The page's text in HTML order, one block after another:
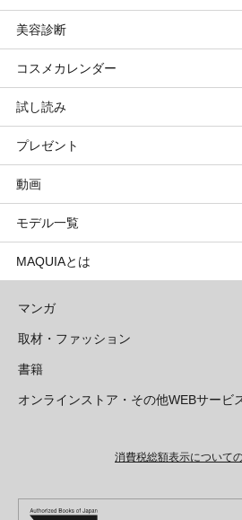
メンバーランキング
プチプラコスメグランプリ
ブライトニング・UVグランプリ
プリュスベスコス
ライフスタイルまとめ
ライフスタイル診断
マキアエディターズのオッス！推しコス
小林ひろ美のキレイはかけ算
小田ユイコのマニアックビューティREPORT
野毛まゆりの実況野毛Channel
星谷菜々の美に効くスイーツ
山本舞香のBeauty Script
占いトップ
Keikoの月星座占い
三島キアリーの12星座別 恋愛運&美容運
動物キャラナビ占い
ムーン・リーの運を呼び寄せる香り
美容診断
美容診断トップ
パーソナルカラー診断
顔タイプ髪型診断
コスメカレンダー
コスメカレンダートップ
検索
試し読み
プレゼント
動画
モデル一覧
MAQUIAとは
マンガ
少年マンガ
週刊少年ジャンプ
少年ジャンプ+
ZEBRACK
青年マンガ
少年ジャンプ+
集英社コミック文庫
少女マンガ
集英社コミック文庫
ジャンプTOON
S-MANGA
取材・ファッション
ファッション・美容
Seventeen
LEE
芸能・情報・スポーツ
Sportiva
書籍
文芸・文庫・総合
web 集英社文庫
1日5分で、明日は変わる よみタイ
集英社ビジネス書
ライトノベル・ノベライズ
JUMP j-BOOKS
集英社みらい文庫
オンラインストア・その他WEBサービ
ジャンプキャラクターズストア
その他WEBサービス
集英社エディターズ・ラボ
消費税総額表示について